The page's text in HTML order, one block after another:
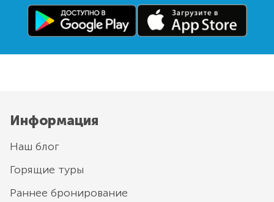
Информация
Наш блог
Горящие туры
Раннее бронирование